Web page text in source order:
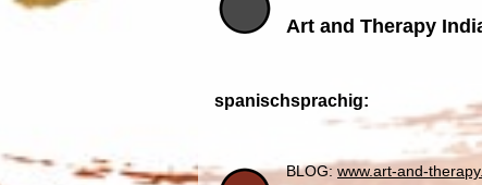
Art and Therapy
spanischsprachig:
BLOG:www.art-and-